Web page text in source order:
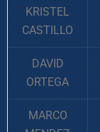
KRISTEL
CASTILLO
DAVID
ORTEGA
MARCO